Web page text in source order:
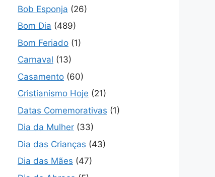
Bob Esponja (26)
Bom Dia (489)
Bom Feriado (1)
Carnaval (13)
Casamento (60)
Cristianismo Hoje (21)
Datas Comemorativas (1)
Dia da Mulher (33)
Dia das Crianças (43)
Dia das Mães (47)